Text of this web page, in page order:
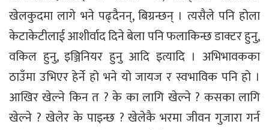
खेलकुदमा लागे भने पढ्दैनन्, बिग्रन्छन् । त्यसैले पनि होला
केटाकेटीलाई आशीर्वाद दिने बेला पनि फलाकिन्छ डाक्टर हुनु,
वकिल हुनु, इञ्जिनियर हुनु आदि इत्यादि । अभिभावकका
ठाउँमा उभिएर हेर्ने हो भने यो जायज र स्वभाविक पनि हो ।
आखिर खेल्ने किन त ? के का लागि खेल्ने ? कसका लागि
खेल्ने ? खेलेर के पाइन्छ ? खेलेकै भरमा जीवन गुजारा गर्न